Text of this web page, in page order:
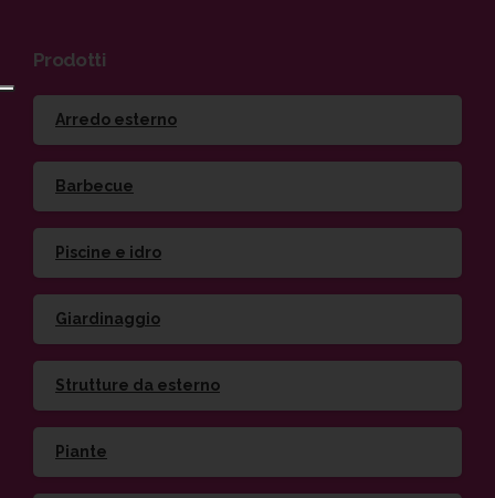
Prodotti
Arredo esterno
Barbecue
Piscine e idro
Giardinaggio
Strutture da esterno
Piante